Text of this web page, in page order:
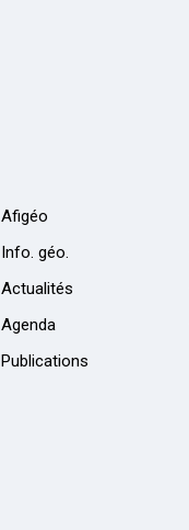
Afigéo
Info. géo.
Actualités
Agenda
Publications